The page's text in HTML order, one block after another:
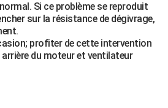
Si ce problème se reproduit
sur la résistance de dégivrage,
profiter de cette intervention
du moteur et ventilateur